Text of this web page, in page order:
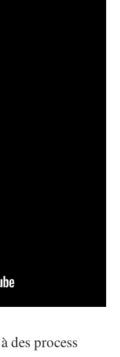
des process